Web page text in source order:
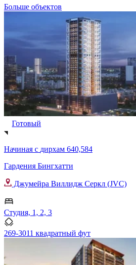
Больше объектов
Готовый
Начиная с дирхам 640,584
Гардения Бингхатти
Джумейра Виллидж Серкл (JVC)
Студия, 1, 2, 3
269-3011 квадратный фут